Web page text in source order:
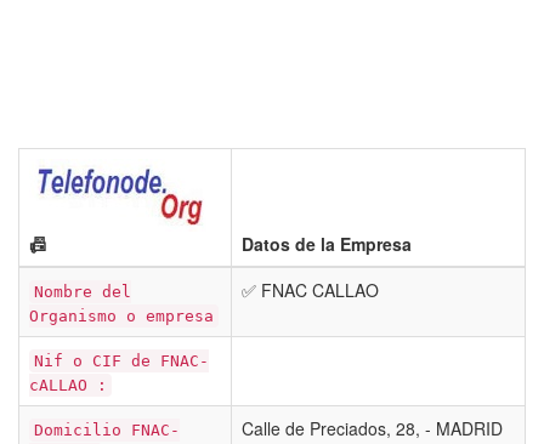
📠 Datos de la Empresa
Nombre del
Organismo o empresa
✅ FNAC CALLAO
Nif o CIF de FNAC-
cALLAO :
Domicilio FNAC-
Calle de Preciados, 28, - MADRID